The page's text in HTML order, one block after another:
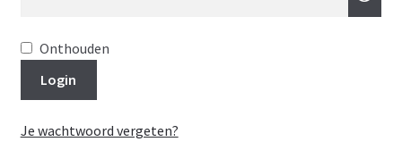
Onthouden
Login
Je wachtwoord vergeten?